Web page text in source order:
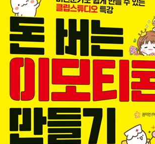
메이션 구성 이해하기 / 애니메이션 만들기 실
면인 1프레임 만들어보기 / 러프 모션 만들기 (
그리기 / 러프 위에 밑그림 그리기
/ 채색 점검하기 / 이펙트·효과 넣기 / 텍스트
로 gif 만들기 / 포토샵으로 gif 만들기 / 클립스
스_ 하야루비 작가
이 미승인되었어요! / 내 이모티콘이 승인되었